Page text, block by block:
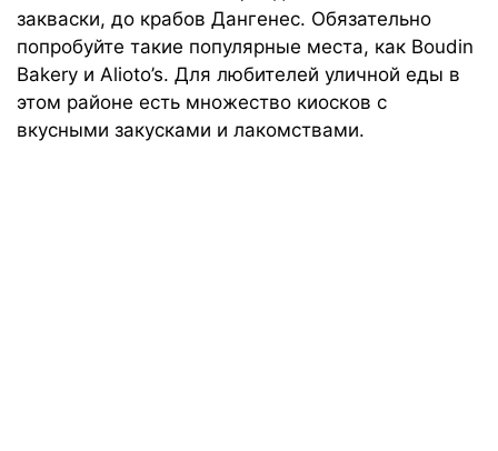
закваски, до крабов Дангенес. Обязательно
попробуйте такие популярные места, как Boudin
Bakery и Alioto’s. Для любителей уличной еды в
этом районе есть множество киосков с
вкусными закусками и лакомствами.